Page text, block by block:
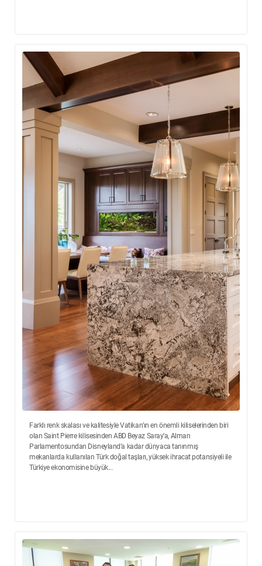
Farklı renk skalası ve kalitesiyle Vatikan’ın en önemli kiliselerinden biri
olan Saint Pierre kilisesinden ABD Beyaz Saray’a, Alman
Parlamentosundan Disneyland’a kadar dünyaca tanınmış
mekanlarda kullanılan Türk doğal taşları, yüksek ihracat potansiyeli ile
Türkiye ekonomisine büyük...